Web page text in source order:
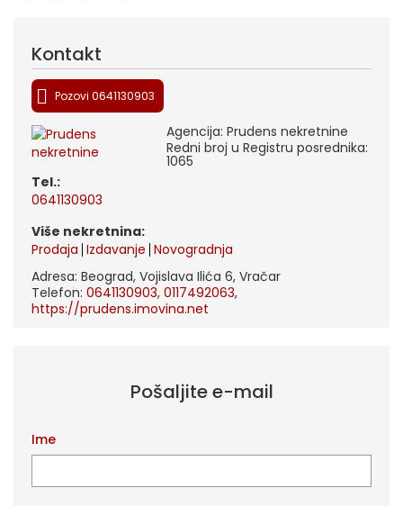
Kontakt
Pozovi 0641130903
Agencija: Prudens nekretnine
Redni broj u Registru posrednika:
1065
tel.:
0641130903
Više nekretnina:
Prodaja Izdavanje Novogradnja
Adresa: Beograd, Vojislava Ilića 6, Vračar
Telefon: 0641130903, 0117492063,
https://prudens.imovina.net
Pošaljite e-mail
Ime